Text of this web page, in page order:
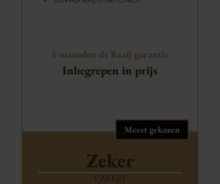
6 maanden de Baaij garantie
Inbegrepen in prijs
Meest gekozen
Zeker
PAKKET